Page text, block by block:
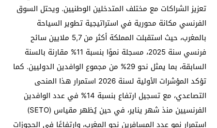
تعزيز الشراكات مع مختلف المتدخلين الوطنيين. ويحتل السوق
الفرنسي مكانة محورية في استراتيجية تطوير السياحة
بالمغرب، حيث استقبلت المملكة أكثر من 5,7 ملايين سائح
فرنسي سنة 2025، مسجلة نموًا بنسبة 11% مقارنة بالسنة
السابقة، بما يمثل نحو 29% من مجموع الوافدين الدوليين. كما
تؤكد المؤشرات الأولية لسنة 2026 استمرار هذا المنحى
التصاعدي، مع تسجيل ارتفاع بنسبة 14% في عدد الوافدين
الفرنسيين منذ شهر يناير، في حين يُظهر مقياس (SETO)
استمرار نمو عدد المسافرين نحو المغرب، وارتفاعًا في الحجوزات